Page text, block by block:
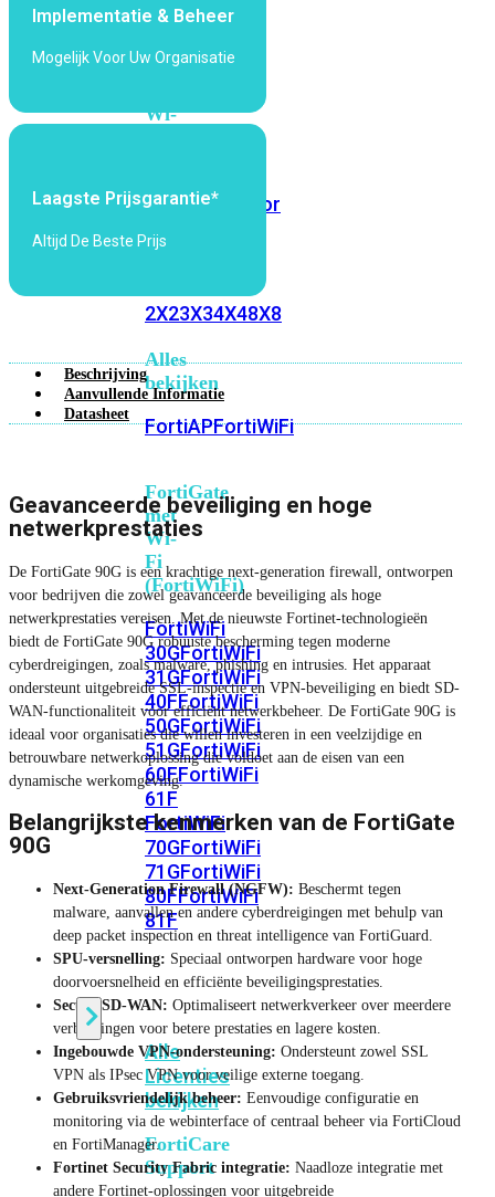
6EWi-
7
Wi-
IndoorOutdoor
2X23X34X48X8
Alles
bekijken
FortiAPFortiWiFi
FortiGate
met
Wi-
Fi
(FortiWiFi)
FortiWiFi
30GFortiWiFi
31GFortiWiFi
40FFortiWiFi
50GFortiWiFi
51GFortiWiFi
60FFortiWiFi
61F
FortiWiFi
70GFortiWiFi
71GFortiWiFi
80FFortiWiFi
81F
Licentie
Alle
Licenties
bekijken
FortiCare
Support
Implementatie & Beheer
Mogelijk Voor Uw Organisatie
Laagste Prijsgarantie*
Altijd De Beste Prijs
Beschrijving
Aanvullende Informatie
Datasheet
Geavanceerde beveiliging en hoge
netwerkprestaties
De FortiGate 90G is een krachtige next-generation firewall, ontworpen
voor bedrijven die zowel geavanceerde beveiliging als hoge
netwerkprestaties vereisen. Met de nieuwste Fortinet-technologieën
biedt de FortiGate 90G robuuste bescherming tegen moderne
cyberdreigingen, zoals malware, phishing en intrusies. Het apparaat
ondersteunt uitgebreide SSL-inspectie en VPN-beveiliging en biedt SD-
WAN-functionaliteit voor efficiënt netwerkbeheer. De FortiGate 90G is
ideaal voor organisaties die willen investeren in een veelzijdige en
betrouwbare netwerkoplossing die voldoet aan de eisen van een
dynamische werkomgeving.
Belangrijkste kenmerken van de FortiGate
90G
Next-Generation Firewall (NGFW): Beschermt tegen
malware, aanvallen en andere cyberdreigingen met behulp van
deep packet inspection en threat intelligence van FortiGuard.
SPU-versnelling: Speciaal ontworpen hardware voor hoge
doorvoersnelheid en efficiënte beveiligingsprestaties.
Secure SD-WAN: Optimaliseert netwerkverkeer over meerdere
verbindingen voor betere prestaties en lagere kosten.
Ingebouwde VPN-ondersteuning: Ondersteunt zowel SSL
VPN als IPsec VPN voor veilige externe toegang.
Gebruiksvriendelijk beheer: Eenvoudige configuratie en
monitoring via de webinterface of centraal beheer via FortiCloud
en FortiManager.
Fortinet Security Fabric integratie: Naadloze integratie met
andere Fortinet-oplossingen voor uitgebreide